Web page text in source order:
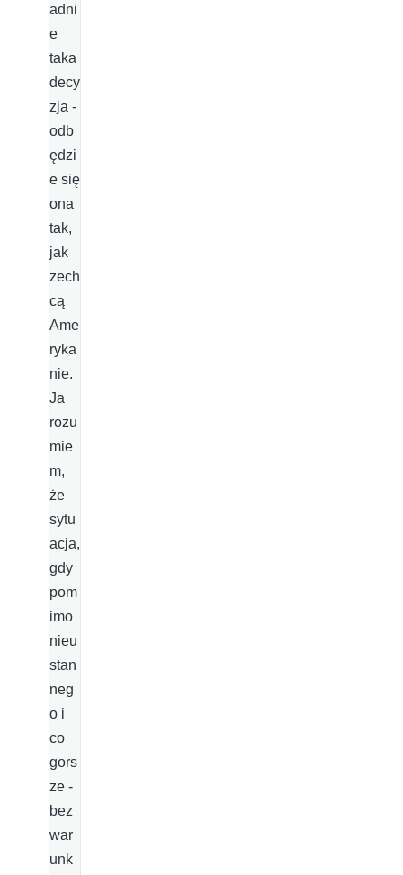
adni
e
taka
decy
zja -
odb
ędzi
e się
ona
tak,
jak
zech
cą
Ame
ryka
nie.
Ja
rozu
mie
m,
że
sytu
acja,
gdy
pom
imo
nieu
stan
neg
o i
co
gors
ze -
bez
war
unk